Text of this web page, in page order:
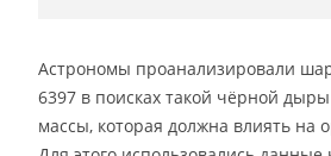
Астрономы проанализировали
6397 в поисках такой чёрной
массы, которая должна влиять на